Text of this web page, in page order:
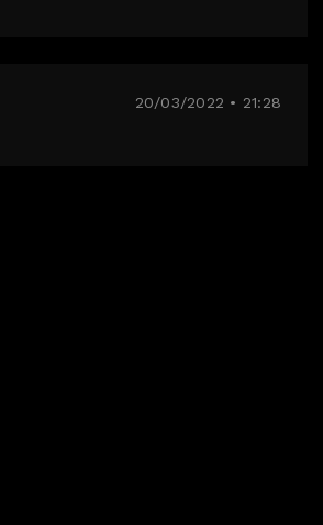
20/03/2022 • 21:28